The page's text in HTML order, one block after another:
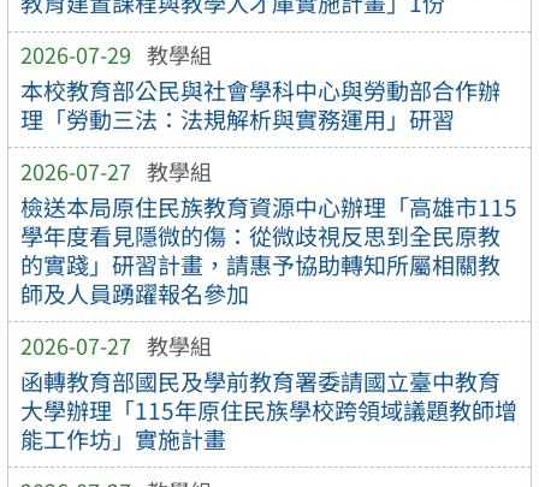
2026-07-29 教學組
本校教育部公民與社會學科中心與勞動部合作辦
理「勞動三法：法規解析與實務運用」研習
2026-07-27 教學組
檢送本局原住民族教育資源中心辦理「高雄市115
學年度看見隱微的傷：從微歧視反思到全民原教
的實踐」研習計畫，請惠予協助轉知所屬相關教
師及人員踴躍報名參加
2026-07-27 教學組
函轉教育部國民及學前教育署委請國立臺中教育
大學辦理「115年原住民族學校跨領域議題教師增
能工作坊」實施計畫